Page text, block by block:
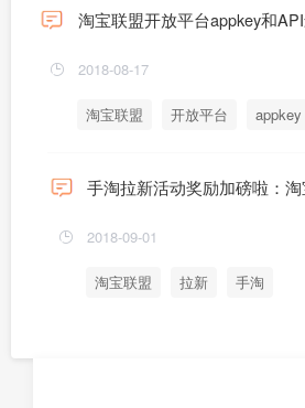
淘宝联盟开放平台appkey和
2018-08-17
淘宝联盟 开放平台 appkey
手淘拉新活动奖励加磅啦：
2018-09-01
淘宝联盟 拉新 手淘